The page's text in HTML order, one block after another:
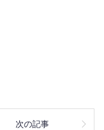
次の記事